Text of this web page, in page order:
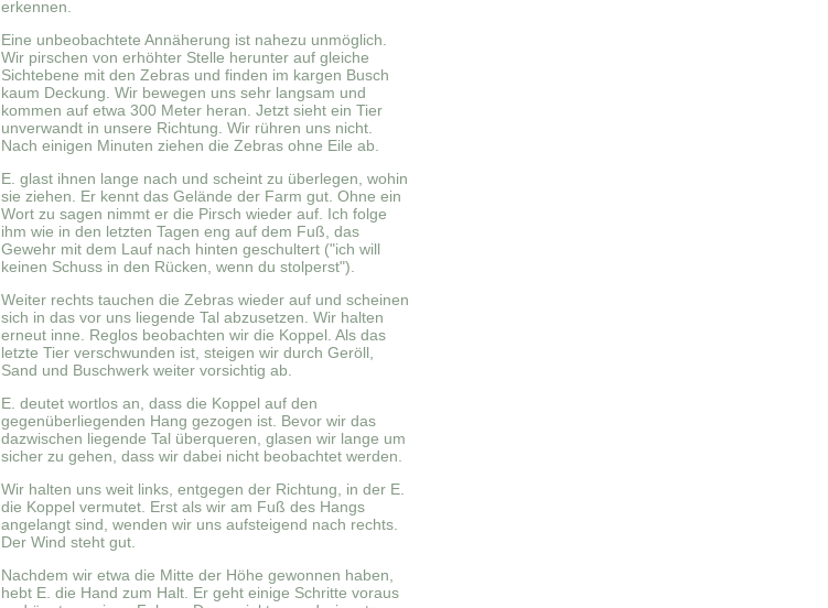
erkennen.
Eine unbeobachtete Annäherung ist nahezu unmöglich.
Wir pirschen von erhöhter Stelle herunter auf gleiche
Sichtebene mit den Zebras und finden im kargen Busch
kaum Deckung. Wir bewegen uns sehr langsam und
kommen auf etwa 300 Meter heran. Jetzt sieht ein Tier
unverwandt in unsere Richtung. Wir rühren uns nicht.
Nach einigen Minuten ziehen die Zebras ohne Eile ab.
E. glast ihnen lange nach und scheint zu überlegen, wohin
sie ziehen. Er kennt das Gelände der Farm gut. Ohne ein
Wort zu sagen nimmt er die Pirsch wieder auf. Ich folge
ihm wie in den letzten Tagen eng auf dem Fuß, das
Gewehr mit dem Lauf nach hinten geschultert ("ich will
keinen Schuss in den Rücken, wenn du stolperst").
Weiter rechts tauchen die Zebras wieder auf und scheinen
sich in das vor uns liegende Tal abzusetzen. Wir halten
erneut inne. Reglos beobachten wir die Koppel. Als das
letzte Tier verschwunden ist, steigen wir durch Geröll,
Sand und Buschwerk weiter vorsichtig ab.
E. deutet wortlos an, dass die Koppel auf den
gegenüberliegenden Hang gezogen ist. Bevor wir das
dazwischen liegende Tal überqueren, glasen wir lange um
sicher zu gehen, dass wir dabei nicht beobachtet werden.
Wir halten uns weit links, entgegen der Richtung, in der E.
die Koppel vermutet. Erst als wir am Fuß des Hangs
angelangt sind, wenden wir uns aufsteigend nach rechts.
Der Wind steht gut.
Nachdem wir etwa die Mitte der Höhe gewonnen haben,
hebt E. die Hand zum Halt. Er geht einige Schritte voraus